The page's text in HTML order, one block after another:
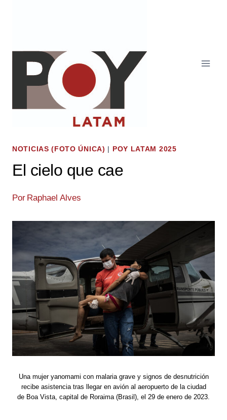
NOTICIAS (FOTO ÚNICA) | POY LATAM 2025
El cielo que cae
Por Raphael Alves
Una mujer yanomami con malaria grave y signos de desnutrición
recibe asistencia tras llegar en avión al aeropuerto de la ciudad
de Boa Vista, capital de Roraima (Brasil), el 29 de enero de 2023.